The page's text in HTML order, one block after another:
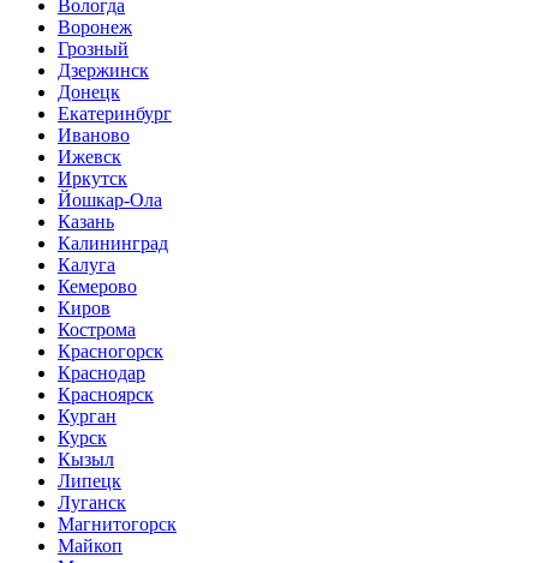
Вологда
Воронеж
Грозный
Дзержинск
Донецк
Екатеринбург
Иваново
Ижевск
Иркутск
Йошкар-Ола
Казань
Калининград
Калуга
Кемерово
Киров
Кострома
Красногорск
Краснодар
Красноярск
Курган
Курск
Кызыл
Липецк
Луганск
Магнитогорск
Майкоп